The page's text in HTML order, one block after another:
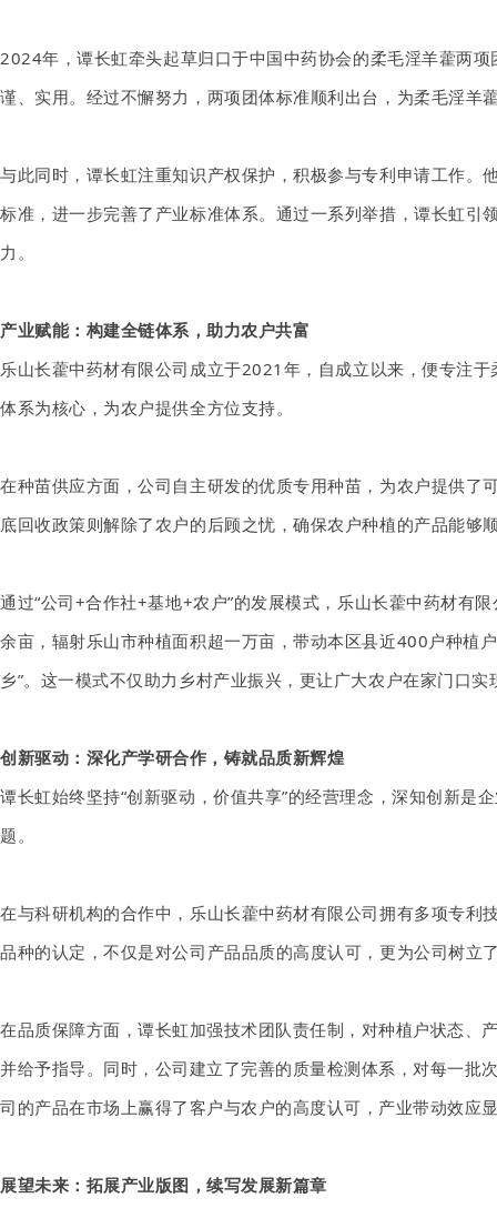
2024年，谭长虹牵头起草归口于中国中药协会的柔毛淫羊藿两项
谨、实用。经过不懈努力，两项团体标准顺利出台，为柔毛淫
与此同时，谭长虹注重知识产权保护，积极参与专利申请工作。
标准，进一步完善了产业标准体系。通过一系列举措，谭长虹
力。
产业赋能：构建全链体系，助力农户共富
乐山长藿中药材有限公司成立于2021年，自成立以来，便专注于
体系为核心，为农户提供全方位支持。
在种苗供应方面，公司自主研发的优质专用种苗，为农户提供
底回收政策则解除了农户的后顾之忧，确保农户种植的产品能
通过“公司+合作社+基地+农户”的发展模式，乐山长藿中药材
余亩，辐射乐山市种植面积超一万亩 ，带动本区县近400户种植
乡”。这一模式不仅助力乡村产业振兴，更让广大农户在家门口
创新驱动：深化产学研合作，铸就品质新辉煌
谭长虹始终坚持“创新驱动，价值共享”的经营理念，深知创新是
题。
在与科研机构的合作中，乐山长藿中药材有限公司拥有多项专利
品种的认定 ，不仅是对公司产品品质的高度认可，更为公司树立
在品质保障方面，谭长虹加强技术团队责任制，对种植户状态
并给予指导。同时，公司建立了完善的质量检测体系，对每一
司的产品在市场上赢得了客户与农户的高度认可，产业带动效应
展望未来：拓展产业版图，续写发展新篇章